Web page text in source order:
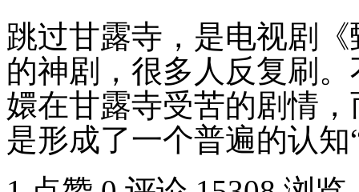
跳过甘露寺，是电视剧
的神剧，很多人反复刷
嬛在甘露寺受苦的剧情
是形成了一个普遍的认知